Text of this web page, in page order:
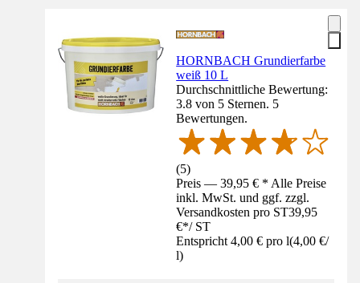
HORNBACH Grundierfarbe
weiß 10 L
Durchschnittliche Bewertung:
3.8 von 5 Sternen. 5
Bewertungen.
(5)
Preis — 39,95 € * Alle Preise
inkl. MwSt. und ggf. zzgl.
Versandkosten pro ST39,95
€*/ ST
Entspricht 4,00 € pro l(4,00 €/
l)